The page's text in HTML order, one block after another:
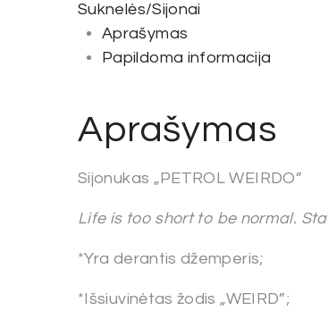
Suknelės/Sijonai
Aprašymas
Papildoma informacija
Aprašymas
Sijonukas „PETROL WEIRDO”
Life is too short to be normal.
*Yra derantis džemperis;
*Išsiuvinėtas žodis „WEIRD”;